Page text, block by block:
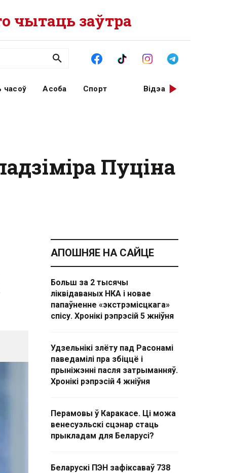
чытаць заўтра
часоў Асоба Спорт Відэа
Пуціна
АПОШНЯЕ НА САЙЦЕ
Больш за 2 тысячы
ліквідаваных НКА і новае
папаўненне «экстрэмісцкага»
спісу. Хронікі рэпрэсій 5 жніўня
Удзельнікі злёту пад Расонамі
паведамілі пра збіццё і
прыніжэнні пасля затрыманняў.
Хронікі рэпрэсій 4 жніўня
Перамовы ў Каракасе. Ці можа
венесуэльскі сцэнар стаць
прыкладам для Беларусі?
Беларускі ПЭН зафіксаваў 738